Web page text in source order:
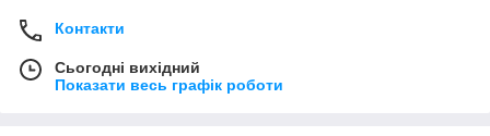
Контакти
Сьогодні вихідний
Показати весь графік роботи